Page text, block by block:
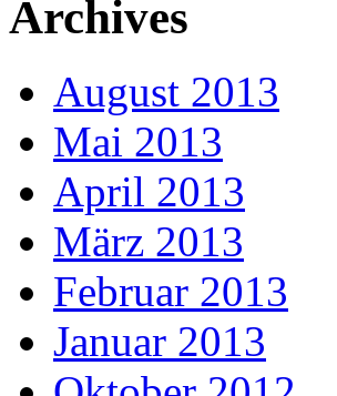
Archives
August 2013
Mai 2013
April 2013
März 2013
Februar 2013
Januar 2013